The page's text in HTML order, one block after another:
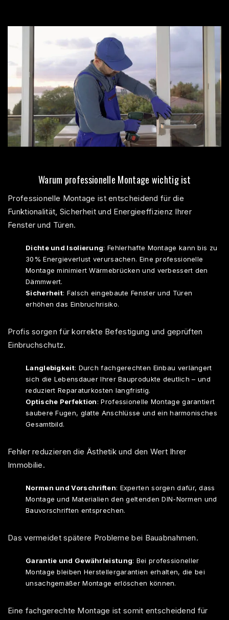
Warum professionelle Montage wichtig ist
Professionelle Montage ist entscheidend für die
Funktionalität, Sicherheit und Energieeffizienz Ihrer
Fenster und Türen.
Dichte und Isolierung: Fehlerhafte Montage kann bis zu
30% Energieverlust verursachen. Eine professionelle
Montage minimiert Wärmebrücken und verbessert den
Dämmwert.​
Sicherheit: Falsch eingebaute Fenster und Türen
erhöhen das Einbruchrisiko.
Profis sorgen für korrekte Befestigung und geprüften
Einbruchschutz.​
Langlebigkeit: Durch fachgerechten Einbau verlängert
sich die Lebensdauer Ihrer Bauprodukte deutlich – und
reduziert Reparaturkosten langfristig.​
Optische Perfektion: Professionelle Montage garantiert
saubere Fugen, glatte Anschlüsse und ein harmonisches
Gesamtbild.
Fehler reduzieren die Ästhetik und den Wert Ihrer
Immobilie.​
Normen und Vorschriften: Experten sorgen dafür, dass
Montage und Materialien den geltenden DIN-Normen und
Bauvorschriften entsprechen.
Das vermeidet spätere Probleme bei Bauabnahmen.​
Garantie und Gewährleistung: Bei professioneller
Montage bleiben Herstellergarantien erhalten, die bei
unsachgemäßer Montage erlöschen können.​
Eine fachgerechte Montage ist somit entscheidend für